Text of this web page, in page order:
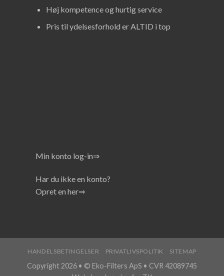
Høj kompetence og hurtig service
Pris til ydelsesforhold er ALTID i top
Min konto log-in⇒
Har du ikke en konto?
Opret en her⇒
HANDELSBETINGELSER PRIVATLIVSPOLITIK SITEMAP
Copyright 2026 • © Eko-Filters ApS • CVR 42089745